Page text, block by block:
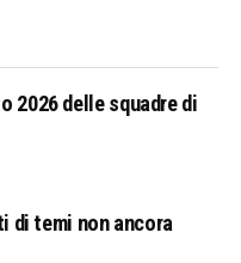
2026 delle squadre di
di temi non ancora